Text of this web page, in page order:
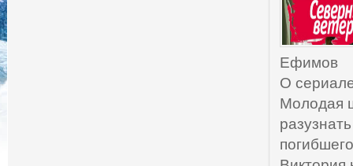
Ефимов
О
Молодая